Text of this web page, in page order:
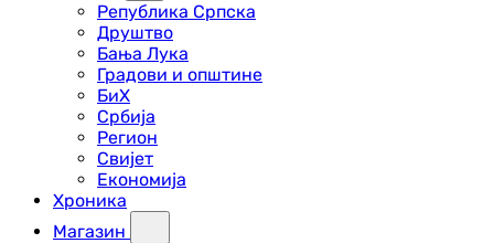
Република Српска
Друштво
Бања Лука
Градови и општине
БиХ
Србија
Регион
Свијет
Економија
Хроника
Магазин